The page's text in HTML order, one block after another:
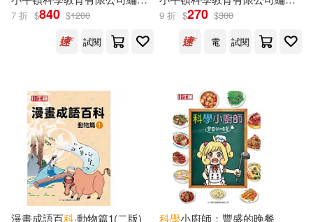
可港澳店取(85)
可新加坡店取(85)
可菲律賓店取(85)
電子書 (可複選)
適合平板閱讀(262)
7 折 $840 $1200
試閱
9 折 $270 $300
電
試閱
漫畫成語百科·動物篇1(二版)
科學小廚師：豐盛的晚餐